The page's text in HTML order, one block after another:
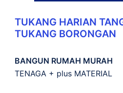
TUKANG HARIAN
TUKANG BORONGAN
BANGUN RUMAH MURAH
TENAGA + plus MATERIAL